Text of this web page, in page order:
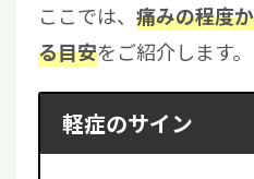
ここでは、 痛みの程度
る目安をご紹介します。
軽症のサイン